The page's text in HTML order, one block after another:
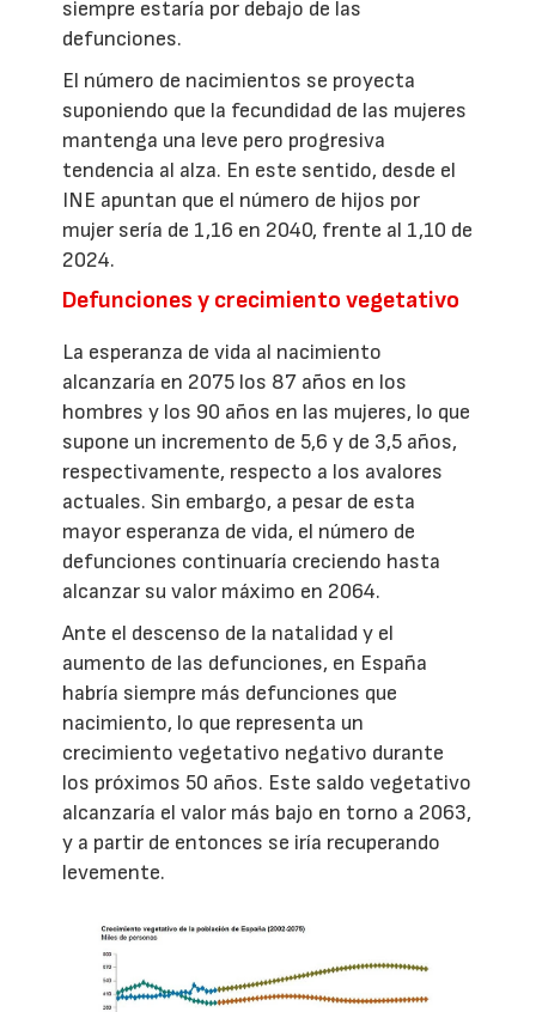
siempre estaría por debajo de las
defunciones.
El número de nacimientos se proyecta
suponiendo que la fecundidad de las mujeres
mantenga una leve pero progresiva
tendencia al alza. En este sentido, desde el
INE apuntan que el número de hijos por
mujer sería de 1,16 en 2040, frente al 1,10 de
2024.
Defunciones y crecimiento vegetativo
La esperanza de vida al nacimiento
alcanzaría en 2075 los 87 años en los
hombres y los 90 años en las mujeres, lo que
supone un incremento de 5,6 y de 3,5 años,
respectivamente, respecto a los avalores
actuales. Sin embargo, a pesar de esta
mayor esperanza de vida, el número de
defunciones continuaría creciendo hasta
alcanzar su valor máximo en 2064.
Ante el descenso de la natalidad y el
aumento de las defunciones, en España
habría siempre más defunciones que
nacimiento, lo que representa un
crecimiento vegetativo negativo durante
los próximos 50 años. Este saldo vegetativo
alcanzaría el valor más bajo en torno a 2063,
y a partir de entonces se iría recuperando
levemente.